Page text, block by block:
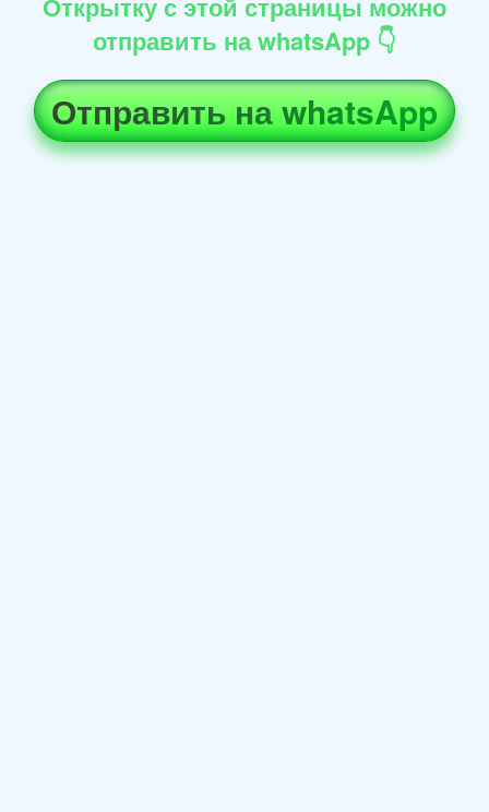
отправить на whatsApp 👇
Отправить на whatsApp